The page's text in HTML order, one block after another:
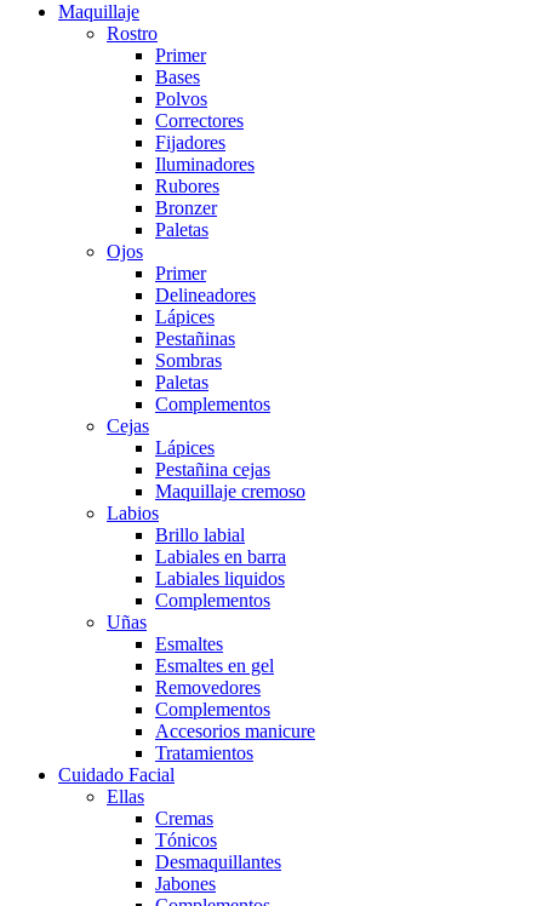
Maquillaje
Rostro
Primer
Bases
Polvos
Correctores
Fijadores
Iluminadores
Rubores
Bronzer
Paletas
Ojos
Primer
Delineadores
Lápices
Pestañinas
Sombras
Paletas
Complementos
Cejas
Lápices
Pestañina cejas
Maquillaje cremoso
Labios
Brillo labial
Labiales en barra
Labiales liquidos
Complementos
Uñas
Esmaltes
Esmaltes en gel
Removedores
Complementos
Accesorios manicure
Tratamientos
Cuidado Facial
Ellas
Cremas
Tónicos
Desmaquillantes
Jabones